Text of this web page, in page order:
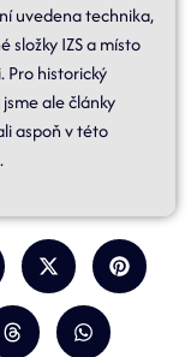
uvedena technika,
složky IZS a místo
Pro historický
ale články
aspoň v této